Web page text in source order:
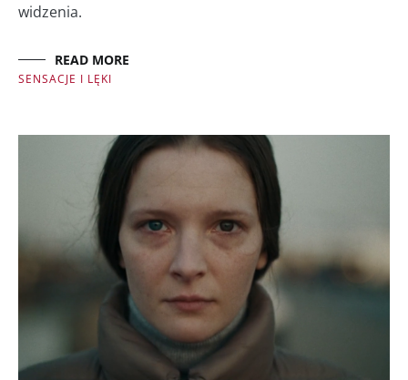
widzenia.
READ MORE
SENSACJE I LĘKI